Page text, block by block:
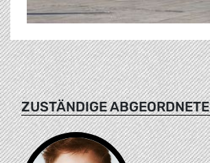
ZUSTÄNDIGE ABGEORDNETE